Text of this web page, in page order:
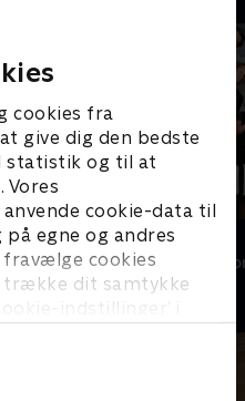
cookies fra
give dig den bedste
statistik og til at
cookie-data til
egne og andres
cookies
trække dit samtykke
indstillinger’ i
Forræder
Reality • 4